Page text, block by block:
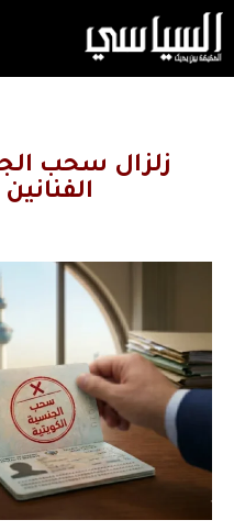
زلزال سحب